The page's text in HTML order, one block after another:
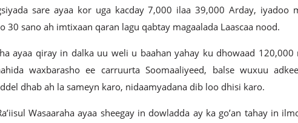
sare ayaa kor uga kacday 7,000 ilaa 39,000 Arday, iyadoo
30 sano ah imtixaan qaran lagu qabtay magaalada Laascaa nood.
ayaa qiray in dalka uu weli u baahan yahay ku dhowaad 120,000
waxbarasho ee carruurta Soomaaliyeed, balse wuxuu
dhab ah la sameyn karo, nidaamyadana dib loo dhisi karo.
Wasaaraha ayaa sheegay in dowladda ay ka go’an tahay in